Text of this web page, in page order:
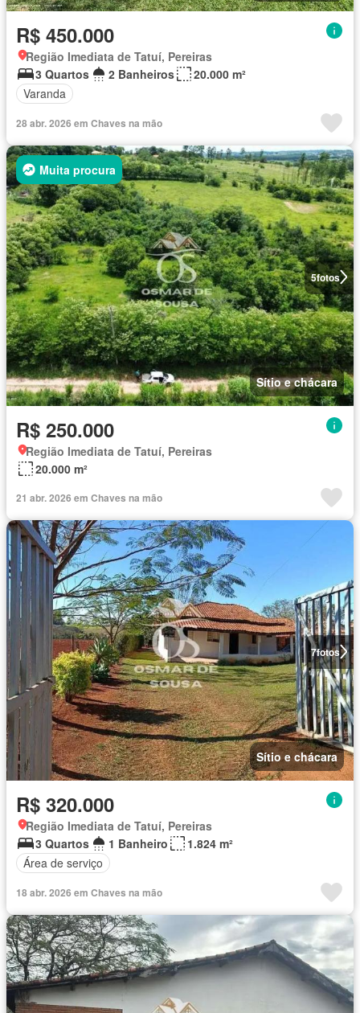
R$ 450.000
Região Imediata de Tatuí, Pereiras
3 Quartos
2 Banheiros
20.000 m²
Varanda
28 abr. 2026 em Chaves na mão
5fotos
Muita procura
Sítio e chácara
R$ 250.000
Região Imediata de Tatuí, Pereiras
20.000 m²
21 abr. 2026 em Chaves na mão
7fotos
Sítio e chácara
R$ 320.000
Região Imediata de Tatuí, Pereiras
3 Quartos
1 Banheiro
1.824 m²
Área de serviço
18 abr. 2026 em Chaves na mão